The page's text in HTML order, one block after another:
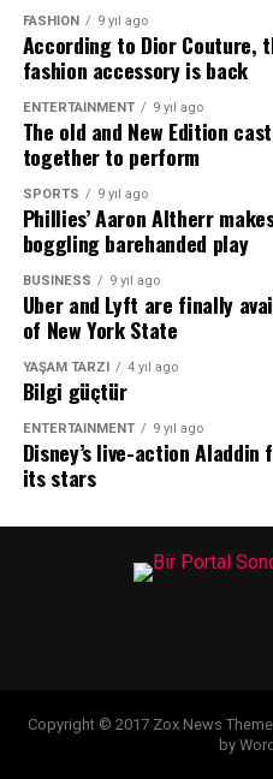
FASHION 9 yıl ago
According to Dior Couture,
fashion accessory is back
ENTERTAINMENT 9 yıl ago
The old and New Edition
together to perform
SPORTS 9 yıl ago
Phillies’ Aaron Altherr
boggling barehanded play
BUSINESS 9 yıl ago
Uber and Lyft are finally
of New York State
YAŞAM TARZI 4 yıl ago
Bilgi güçtür
ENTERTAINMENT 9 yıl ago
Disney’s live-action
its stars
Copyright © 2017 Zox News
by